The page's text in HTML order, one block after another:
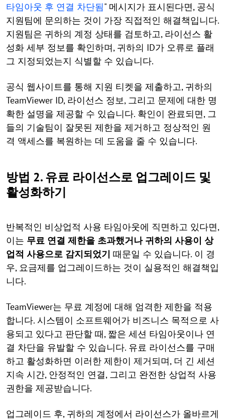
타임아웃 후 연결 차단됨" 메시지가 표시된다면, 공식
지원팀에 문의하는 것이 가장 직접적인 해결책입니다.
지원팀은 귀하의 계정 상태를 검토하고, 라이선스 활
성화 세부 정보를 확인하며, 귀하의 ID가 오류로 플래
그 지정되었는지 식별할 수 있습니다.
공식 웹사이트를 통해 지원 티켓을 제출하고, 귀하의
TeamViewer ID, 라이선스 정보, 그리고 문제에 대한 명
확한 설명을 제공할 수 있습니다. 확인이 완료되면, 그
들의 기술팀이 잘못된 제한을 제거하고 정상적인 원
격 액세스를 복원하는 데 도움을 줄 수 있습니다.
방법 2. 유료 라이선스로 업그레이드 및
활성화하기
반복적인 비상업적 사용 타임아웃에 직면하고 있다면,
이는 무료 연결 제한을 초과했거나 귀하의 사용이 상
업적 사용으로 감지되었기 때문일 수 있습니다. 이 경
우, 요금제를 업그레이드하는 것이 실용적인 해결책입
니다.
TeamViewer는 무료 계정에 대해 엄격한 제한을 적용
합니다. 시스템이 소프트웨어가 비즈니스 목적으로 사
용되고 있다고 판단할 때, 짧은 세션 타임아웃이나 연
결 차단을 유발할 수 있습니다. 유료 라이선스를 구매
하고 활성화하면 이러한 제한이 제거되며, 더 긴 세션
지속 시간, 안정적인 연결, 그리고 완전한 상업적 사용
권한을 제공받습니다.
업그레이드 후, 귀하의 계정에서 라이선스가 올바르게